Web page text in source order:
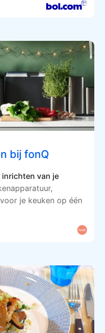
bij fonQ
van je
je keuken op één